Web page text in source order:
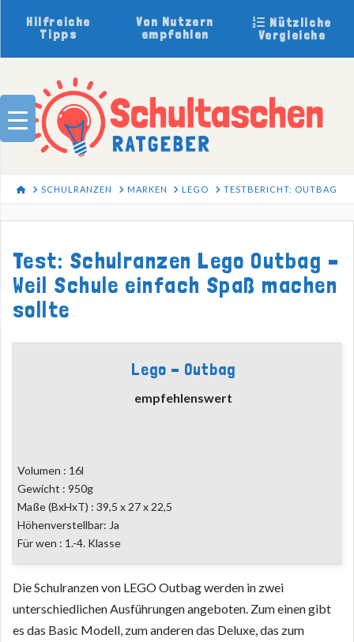
Hilfreiche
Tipps
Von Nutzern
empfohlen
Nützliche
Vergleiche
HOMESCHULRANZEN MARKEN LEGO TESTBERICHT: OUTBAG
Test: Schulranzen Lego Outbag –
Weil Schule einfach Spaß machen
sollte
Lego - Outbag
empfehlenswert
Volumen : 16l
Gewicht : 950g
Maße (BxHxT) : 39,5 x 27 x 22,5
Höhenverstellbar: Ja
Für wen : 1.-4. Klasse
Die Schulranzen von LEGO Outbag werden in zwei
unterschiedlichen Ausführungen angeboten. Zum einen gibt
es das Basic Modell, zum anderen das Deluxe, das zum